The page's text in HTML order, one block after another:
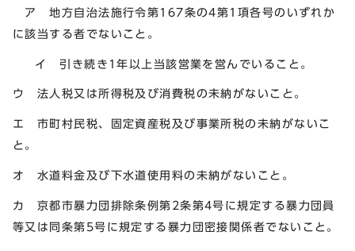
ア 地方自治法施行令第167条の4第1項各号のいずれか
に該当する者でないこと。
イ 引き続き1年以上当該営業を営んでいること。
ウ 法人税又は所得税及び消費税の未納がないこと。
エ 市町村民税、固定資産税及び事業所税の未納がないこ
と。
オ 水道料金及び下水道使用料の未納がないこと。
カ 京都市暴力団排除条例第2条第4号に規定する暴力団員
等又は同条第5号に規定する暴力団密接関係者でないこと。